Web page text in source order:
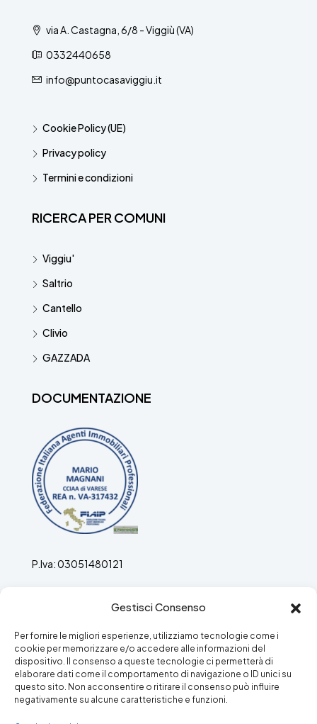
Gestisci Consenso
Per fornire le migliori esperienze, utilizziamo tecnologie come i
cookie per memorizzare e/o accedere alle informazioni del
dispositivo. Il consenso a queste tecnologie ci permetterà di
elaborare dati come il comportamento di navigazione o ID unici su
questo sito. Non acconsentire o ritirare il consenso può influire
negativamente su alcune caratteristiche e funzioni.
via A. Castagna, 6/8 - Viggiù (VA)
0332440658
info@puntocasaviggiu.it
Cookie Policy (UE)
Privacy policy
Termini e condizioni
RICERCA PER COMUNI
Viggiu'
Saltrio
Cantello
Clivio
GAZZADA
DOCUMENTAZIONE
P.Iva: 03051480121
Facebook Instagram